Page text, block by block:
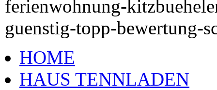
HOME
HAUS TENNLADEN